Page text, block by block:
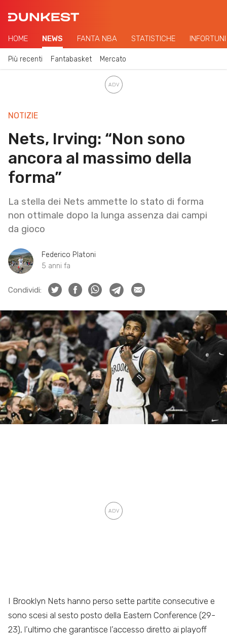
HOME NEWS FANTA NBA STATISTICHE INFORTUNI
Più recenti Fantabasket Mercato
NOTIZIE
Nets, Irving: “Non sono
ancora al massimo della
forma”
La stella dei Nets ammette lo stato di forma
non ottimale dopo la lunga assenza dai campi
da gioco
Federico Platoni
5 anni fa
Condividi:
I Brooklyn Nets hanno perso sette partite consecutive e
sono scesi al sesto posto della Eastern Conference (29-
23), l’ultimo che garantisce l’accesso diretto ai playoff